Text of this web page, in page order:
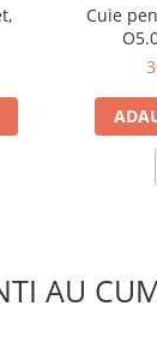
Cuie
AU